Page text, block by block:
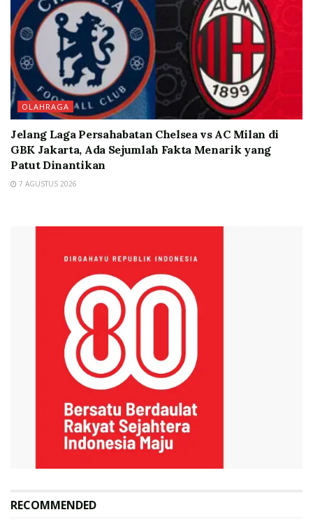
OLAHRAGA
Jelang Laga Persahabatan Chelsea vs AC Milan di
GBK Jakarta, Ada Sejumlah Fakta Menarik yang
Patut Dinantikan
7 AGUSTUS 2026
RECOMMENDED